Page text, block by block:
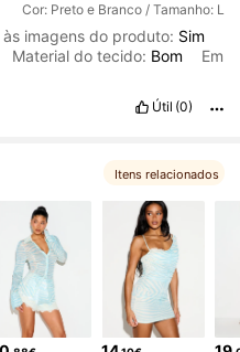
Cor: Preto e Branco / Tamanho: L
às imagens do produto: Sim
Material do tecido: Bom
Em
Útil (0)
Itens relacionados